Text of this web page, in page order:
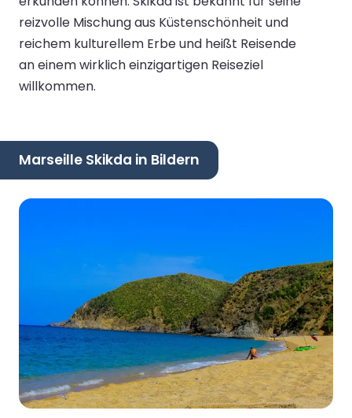
reizvolle Mischung aus Küstenschönheit und
reichem kulturellem Erbe und heißt Reisende
an einem wirklich einzigartigen Reiseziel
willkommen.
Marseille Skikda in Bildern